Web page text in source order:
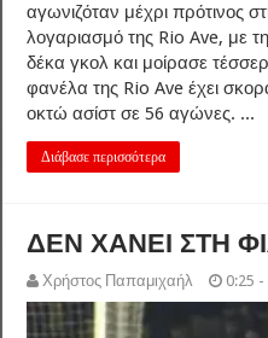
αγωνιζόταν μέχρι πρότινος
λογαριασμό της Rio Ave, με
δέκα γκολ και μοίρασε
φανέλα της Rio Ave έχει
οκτώ ασίστ σε 56 αγώνες. ...
Διάβασε περισσότερα
ΔΕΝ ΧΑΝΕΙ ΣΤΗ
Χρήστος Παπαμιχαήλ 0:25